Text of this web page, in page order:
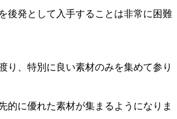
後発として入手することは非常に困難
り、特別に良い素材のみを集めて参り
的に優れた素材が集まるようになりま